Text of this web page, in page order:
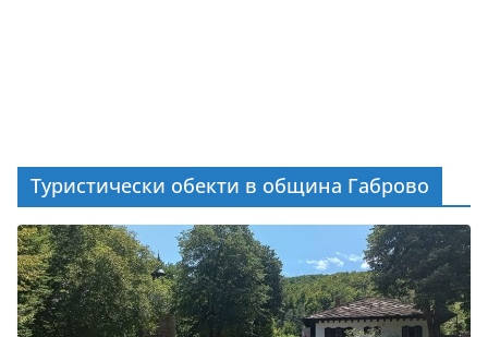
Туристически обекти в община Габрово